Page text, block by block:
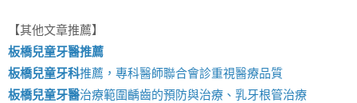
【其他文章推薦】
板橋兒童牙醫推薦
板橋兒童牙科推薦，專科醫師聯合會診重視醫療品質
板橋兒童牙醫治療範圍齲齒的預防與治療、乳牙根管治療